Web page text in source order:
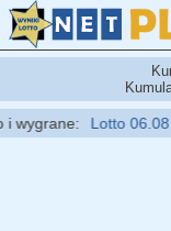
Lotto 06.08